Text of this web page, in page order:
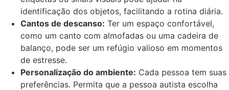
identificação dos objetos, facilitando a rotina diária.
Cantos de descanso: Ter um espaço confortável,
como um canto com almofadas ou uma cadeira de
balanço, pode ser um refúgio valioso em momentos
de estresse.
Personalização do ambiente: Cada pessoa tem suas
preferências. Permita que a pessoa autista escolha